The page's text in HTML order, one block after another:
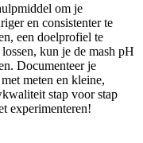
om je
en consistenter te
een doelprofiel te
kun je de mash pH
Documenteer je
meten en kleine,
stap voor stap
experimenteren!